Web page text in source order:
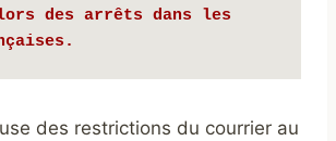
des arrêts dans les
des restrictions du courrier au